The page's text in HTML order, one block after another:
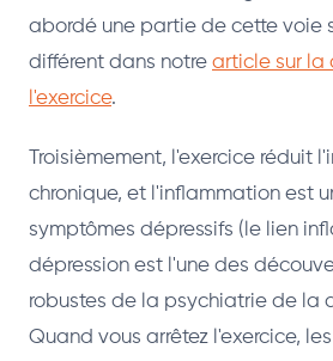
abordé une partie de cette voie
différent dans notre article sur la
l'exercice.
Troisièmement, l'exercice réduit
chronique, et l'inflammation est
symptômes dépressifs (le lien
dépression est l'une des
robustes de la psychiatrie de la
Quand vous arrêtez l'exercice,